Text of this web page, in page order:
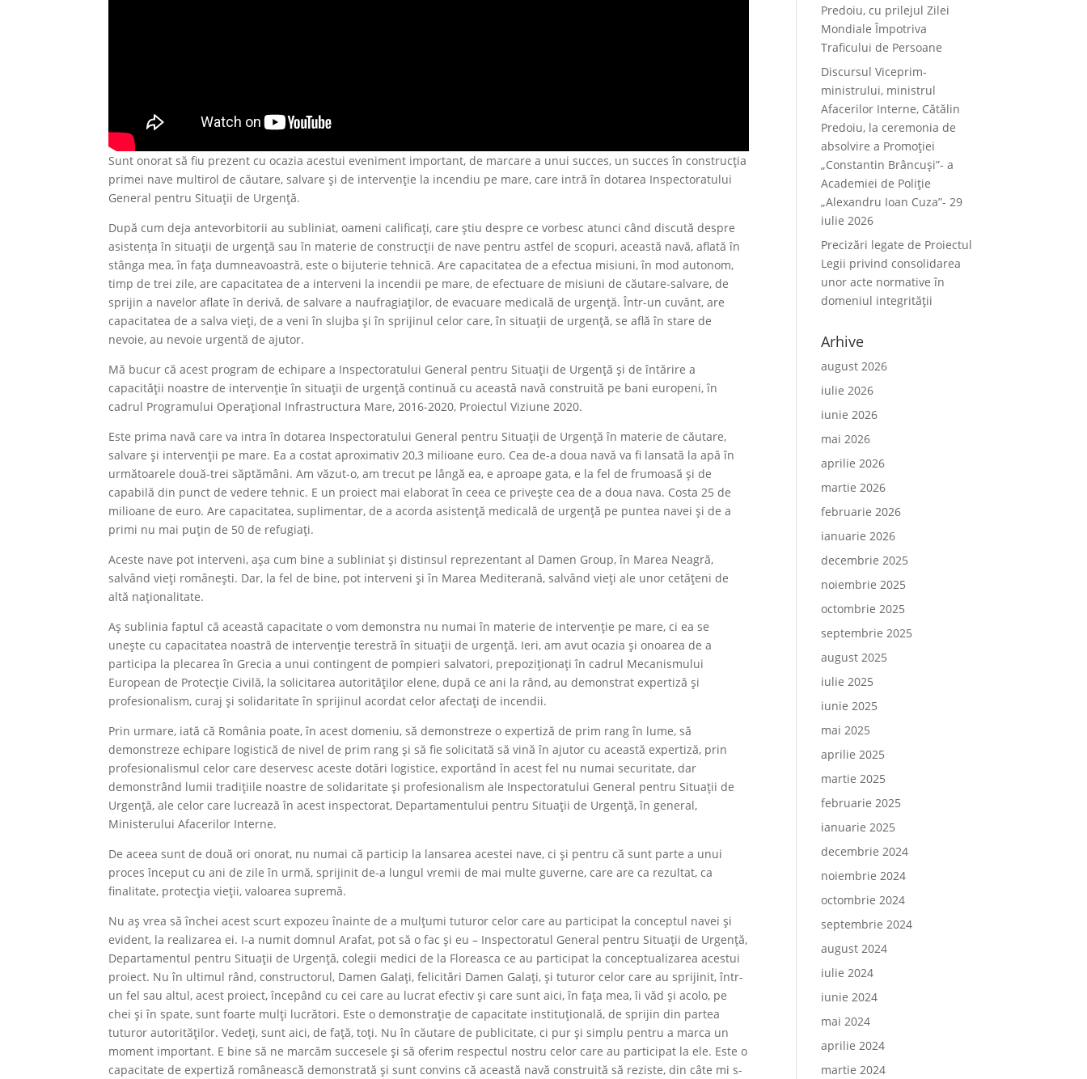
Sunt onorat să fiu prezent cu ocazia acestui eveniment important, de marcare a unui succes, un succes în construcția
primei nave multirol de căutare, salvare și de intervenție la incendiu pe mare, care intră în dotarea Inspectoratului
General pentru Situații de Urgență.
După cum deja antevorbitorii au subliniat, oameni calificați, care știu despre ce vorbesc atunci când discută despre
asistența în situații de urgență sau în materie de construcții de nave pentru astfel de scopuri, această navă, aflată în
stânga mea, în fața dumneavoastră, este o bijuterie tehnică. Are capacitatea de a efectua misiuni, în mod autonom,
timp de trei zile, are capacitatea de a interveni la incendii pe mare, de efectuare de misiuni de căutare-salvare, de
sprijin a navelor aflate în derivă, de salvare a naufragiaților, de evacuare medicală de urgență. Într-un cuvânt, are
capacitatea de a salva vieți, de a veni în slujba și în sprijinul celor care, în situații de urgență, se află în stare de
nevoie, au nevoie urgentă de ajutor.
Mă bucur că acest program de echipare a Inspectoratului General pentru Situații de Urgență și de întărire a
capacității noastre de intervenție în situații de urgență continuă cu această navă construită pe bani europeni, în
cadrul Programului Operațional Infrastructura Mare, 2016-2020, Proiectul Viziune 2020.
Este prima navă care va intra în dotarea Inspectoratului General pentru Situații de Urgență în materie de căutare,
salvare și intervenții pe mare. Ea a costat aproximativ 20,3 milioane euro. Cea de-a doua navă va fi lansată la apă în
următoarele două-trei săptămâni. Am văzut-o, am trecut pe lângă ea, e aproape gata, e la fel de frumoasă și de
capabilă din punct de vedere tehnic. E un proiect mai elaborat în ceea ce privește cea de a doua nava. Costa 25 de
milioane de euro. Are capacitatea, suplimentar, de a acorda asistență medicală de urgență pe puntea navei și de a
primi nu mai puțin de 50 de refugiați.
Aceste nave pot interveni, așa cum bine a subliniat și distinsul reprezentant al Damen Group, în Marea Neagră,
salvând vieți românești. Dar, la fel de bine, pot interveni și în Marea Mediterană, salvând vieți ale unor cetățeni de
altă naționalitate.
Aș sublinia faptul că această capacitate o vom demonstra nu numai în materie de intervenție pe mare, ci ea se
unește cu capacitatea noastră de intervenție terestră în situații de urgență. Ieri, am avut ocazia și onoarea de a
participa la plecarea în Grecia a unui contingent de pompieri salvatori, prepoziționați în cadrul Mecanismului
European de Protecție Civilă, la solicitarea autorităților elene, după ce ani la rând, au demonstrat expertiză și
profesionalism, curaj și solidaritate în sprijinul acordat celor afectați de incendii.
Prin urmare, iată că România poate, în acest domeniu, să demonstreze o expertiză de prim rang în lume, să
demonstreze echipare logistică de nivel de prim rang și să fie solicitată să vină în ajutor cu această expertiză, prin
profesionalismul celor care deservesc aceste dotări logistice, exportând în acest fel nu numai securitate, dar
demonstrând lumii tradițiile noastre de solidaritate și profesionalism ale Inspectoratului General pentru Situații de
Urgență, ale celor care lucrează în acest inspectorat, Departamentului pentru Situații de Urgență, în general,
Ministerului Afacerilor Interne.
De aceea sunt de două ori onorat, nu numai că particip la lansarea acestei nave, ci și pentru că sunt parte a unui
proces început cu ani de zile în urmă, sprijinit de-a lungul vremii de mai multe guverne, care are ca rezultat, ca
finalitate, protecția vieții, valoarea supremă.
Nu aș vrea să închei acest scurt expozeu înainte de a mulțumi tuturor celor care au participat la conceptul navei și
evident, la realizarea ei. I-a numit domnul Arafat, pot să o fac și eu – Inspectoratul General pentru Situații de Urgență,
Departamentul pentru Situații de Urgență, colegii medici de la Floreasca ce au participat la conceptualizarea acestui
proiect. Nu în ultimul rând, constructorul, Damen Galați, felicitări Damen Galați, și tuturor celor care au sprijinit, într-
un fel sau altul, acest proiect, începând cu cei care au lucrat efectiv și care sunt aici, în fața mea, îi văd și acolo, pe
chei și în spate, sunt foarte mulți lucrători. Este o demonstrație de capacitate instituțională, de sprijin din partea
tuturor autorităților. Vedeți, sunt aici, de față, toți. Nu în căutare de publicitate, ci pur și simplu pentru a marca un
moment important. E bine să ne marcăm succesele și să oferim respectul nostru celor care au participat la ele. Este o
capacitate de expertiză românească demonstrată și sunt convins că această navă construită să reziste, din câte mi s-
Predoiu, cu prilejul Zilei
Mondiale Împotriva
Traficului de Persoane
Discursul Viceprim-
ministrului, ministrul
Afacerilor Interne, Cătălin
Predoiu, la ceremonia de
absolvire a Promoției
„Constantin Brâncuși”- a
Academiei de Poliție
„Alexandru Ioan Cuza”- 29
iulie 2026
Precizări legate de Proiectul
Legii privind consolidarea
unor acte normative în
domeniul integrității
Arhive
august 2026
iulie 2026
iunie 2026
mai 2026
aprilie 2026
martie 2026
februarie 2026
ianuarie 2026
decembrie 2025
noiembrie 2025
octombrie 2025
septembrie 2025
august 2025
iulie 2025
iunie 2025
mai 2025
aprilie 2025
martie 2025
februarie 2025
ianuarie 2025
decembrie 2024
noiembrie 2024
octombrie 2024
septembrie 2024
august 2024
iulie 2024
iunie 2024
mai 2024
aprilie 2024
martie 2024